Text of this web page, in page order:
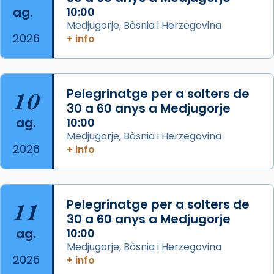
del Sant Pare Lleó XIV a Barcelona, i als
col·laboradors, a la Catedral de Barcelona.
Mons. David Abadías.
📸 Dr. G. Simón
Photo
2 weeks ago
Memòria de les santes Juliana i
Semproniana, verges i màrtirs.
Acompanyant la història de sant Cugat, a
ag.
2026
10:00
Medjugorje, Bòsnia i Herzegovina
+ info
10
ag.
2026
Pelegrinatge per a solters de
30 a 60 anys a Medjugorje
10:00
Medjugorje, Bòsnia i Herzegovina
+ info
11
ag.
2026
Pelegrinatge per a solters de
30 a 60 anys a Medjugorje
10:00
Medjugorje, Bòsnia i Herzegovina
+ info